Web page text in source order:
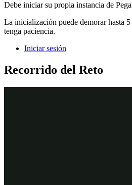
Debe iniciar su propia instancia de
La inicialización puede demorar hasta
tenga paciencia.
Iniciar sesión
Recorrido del Reto